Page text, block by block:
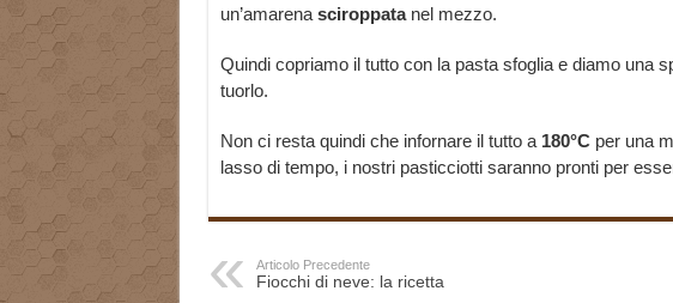
un’amarena sciroppatanel mezzo.
Quindi copriamo il tutto con la pasta sfoglia e diamo una
tuorlo.
Non ci resta quindi che infornare il tutto a 180°Cper una
lasso di tempo, i nostri pasticciotti saranno pronti per
Articolo Precedente
Fiocchi di neve: la ricetta